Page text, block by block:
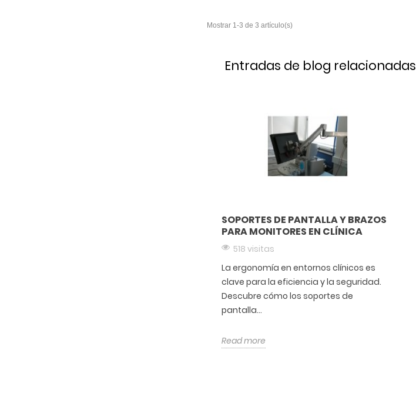
Entradas de blog relacionadas
SOPORTES DE PANTALLA Y BRAZOS
PARA MONITORES EN CLÍNICA
518 visitas
La ergonomía en entornos clínicos es
clave para la eficiencia y la seguridad.
Descubre cómo los soportes de
pantalla...
Read more